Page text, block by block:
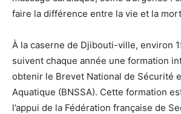
faire la différence entre la vie et la
À la caserne de Djibouti-ville, environ
suivent chaque année une formation
obtenir le Brevet National de Sécurité
Aquatique (BNSSA). Cette formation
l’appui de la Fédération française de